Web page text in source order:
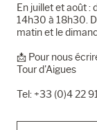
En juillet et août :
14h30 à 18h30.
matin et le
📩​ Pour nous
Tour d'Aigues
Tel: +33 (0)4 22